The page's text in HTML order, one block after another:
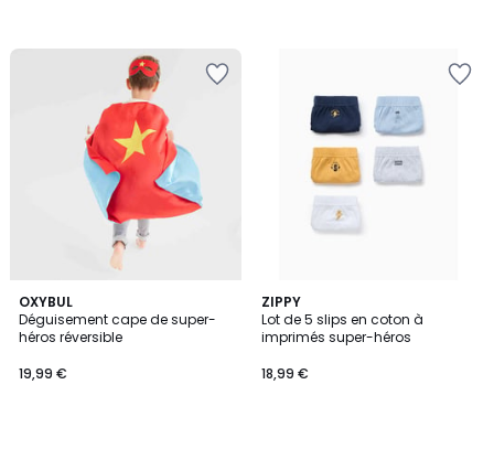
appliquée.
OXYBUL
Déguisement cape de super-
héros réversible
19,99 €
ZIPPY
Lot de 5 slips en coton à
imprimés super-héros
18,99 €